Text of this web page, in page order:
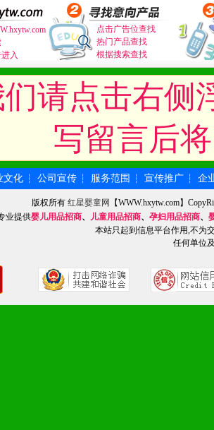
入
点击广告位查找
热门产品查找
根据搜索查找
请点击右侧
写留言后
文化 ┆ 公司宣传 ┆ 服务范围 ┆ 宣传推广 ┆ 企
版权所有红星婴童网
【WWW.hxytw.com】
业提供婴儿用品招商、 儿童用品招商、 孕妇用品招商、
本站只起到信息平台作用,不为
任何单位